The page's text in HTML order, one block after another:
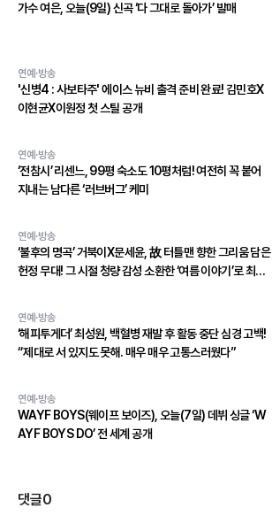
가수 여은, 오늘(9일) 신곡 ‘다 그대로 돌아가’ 발매
연예·방송
'신병4 : 사보타주' 에이스 뉴비 출격 준비 완료! 김민호X
이현균X이원정 첫 스틸 공개
연예·방송
‘전참시’ 리센느, 99평 숙소도 10평처럼! 여전히 꼭 붙어
지내는 남다른 ‘러브버그’ 케미
연예·방송
‘불후의 명곡’ 거북이X문세윤, 故 터틀맨 향한 그리움 담은
헌정 무대! 그 시절 청량 감성 소환한 ‘여름 이야기’로 최종
연예·방송
‘해피투게더’ 최성원, 백혈병 재발 후 활동 중단 심경 고백!
“제대로 서 있지도 못해. 매우 매우 고통스러웠다”
연예·방송
WAYF BOYS(웨이프 보이즈), 오늘(7일) 데뷔 싱글 ‘W
AYF BOYS DO’ 전 세계 공개
댓글0